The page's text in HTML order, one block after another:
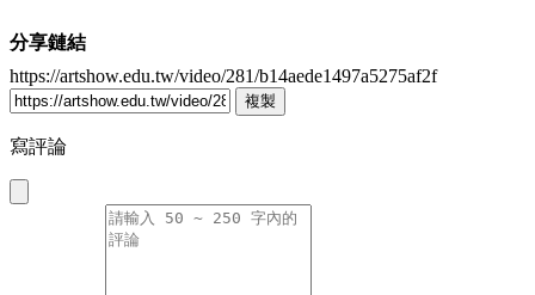
分享鏈結
https://artshow.edu.tw/video/281/b14aede1497a5275af2f
複製
寫評論